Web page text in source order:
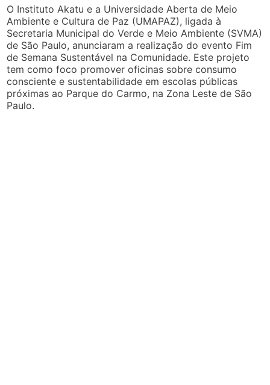
O Instituto Akatu e a Universidade Aberta de Meio
Ambiente e Cultura de Paz (UMAPAZ), ligada à
Secretaria Municipal do Verde e Meio Ambiente (SVMA)
de São Paulo, anunciaram a realização do evento Fim
de Semana Sustentável na Comunidade. Este projeto
tem como foco promover oficinas sobre consumo
consciente e sustentabilidade em escolas públicas
próximas ao Parque do Carmo, na Zona Leste de São
Paulo.